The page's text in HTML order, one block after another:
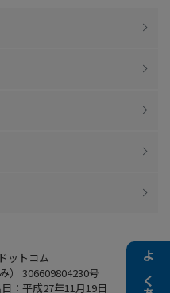
ットコム
） 306609804230号
：平成27年11月19日